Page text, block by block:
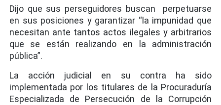
Dijo que sus perseguidores buscan perpetuarse
en sus posiciones y garantizar “la impunidad que
necesitan ante tantos actos ilegales y arbitrarios
que se están realizando en la administración
pública”.
La acción judicial en su contra ha sido
implementada por los titulares de la Procuraduría
Especializada de Persecución de la Corrupción